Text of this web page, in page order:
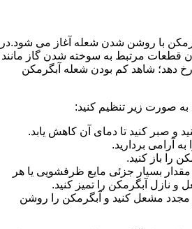
با روشن شدن شعله آغاز می شود.در
قطعات مرتبط به سوخته شدن گاز مانند
رخ دهد؛ شاهد کم بودن شعله آبگرمکن
به صورت زیر تنظیم کنید:
و صبر کنید تا دمای آن کاهش یابد.
آرامی بردارید.
را باز کنید.
بسیار جزئی مایع ظرفشویی یا هر
و نازل آبگرمکن را تمیز کنید.
مشعل کنید و آبگرمکن را روشن